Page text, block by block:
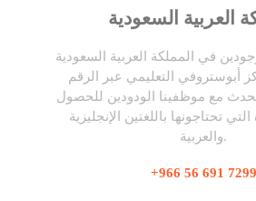
العربية السعودية
في المملكة العربية السعودية
أبوستروفي التعليمي عبر الرقم
مع موظفينا الودودين للحصول
تحتاجونها باللغتين الإنجليزية
والعربية.
+966 56 691 7299